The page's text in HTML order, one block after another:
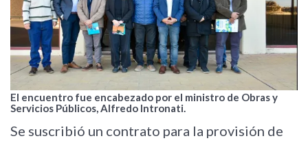
El encuentro fue encabezado por el ministro de Obras y
Servicios Públicos, Alfredo Intronati.
Se suscribió un contrato para la provisión de